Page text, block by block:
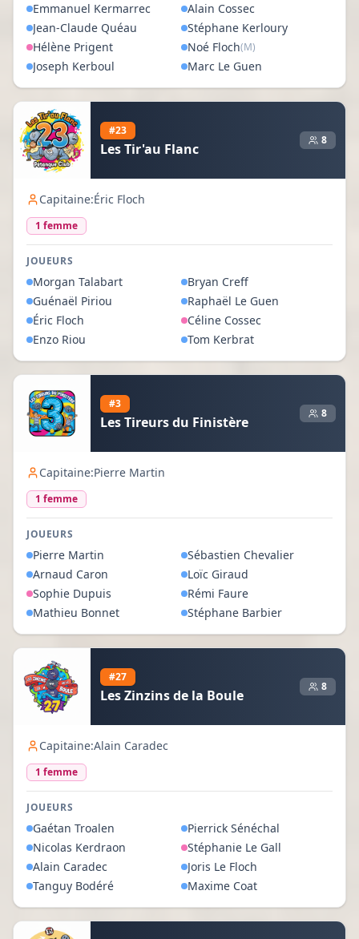
Emmanuel Kermarrec Alain Cossec
Jean-Claude Quéau Stéphane Kerloury
Hélène Prigent Noé Floch(M)
Joseph Kerboul Marc Le Guen
#23
Les Tir'au Flanc
8
Capitaine:Éric Floch
1 femme
JOUEURS
Morgan Talabart Bryan Creff
Guénaël Piriou Raphaël Le Guen
Éric Floch Céline Cossec
Enzo Riou Tom Kerbrat
#3
Les Tireurs du Finistère
8
Capitaine:Pierre Martin
1 femme
JOUEURS
Pierre Martin Sébastien Chevalier
Arnaud Caron Loïc Giraud
Sophie Dupuis Rémi Faure
Mathieu Bonnet Stéphane Barbier
#27
Les Zinzins de la Boule
8
Capitaine:Alain Caradec
1 femme
JOUEURS
Gaétan Troalen Pierrick Sénéchal
Nicolas Kerdraon Stéphanie Le Gall
Alain Caradec Joris Le Floch
Tanguy Bodéré Maxime Coat